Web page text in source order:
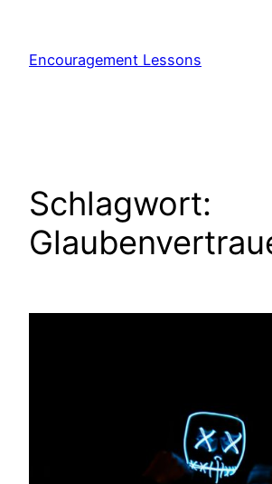
Encouragement Lessons
Schlagwort: